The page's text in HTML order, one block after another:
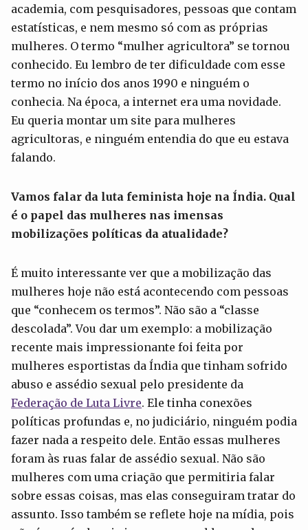
academia, com pesquisadores, pessoas que contam
estatísticas, e nem mesmo só com as próprias
mulheres. O termo “mulher agricultora” se tornou
conhecido. Eu lembro de ter dificuldade com esse
termo no início dos anos 1990 e ninguém o
conhecia. Na época, a internet era uma novidade.
Eu queria montar um site para mulheres
agricultoras, e ninguém entendia do que eu estava
falando.
Vamos falar da luta feminista hoje na Índia. Qual
é o papel das mulheres nas imensas
mobilizações políticas da atualidade?
É muito interessante ver que a mobilização das
mulheres hoje não está acontecendo com pessoas
que “conhecem os termos”. Não são a “classe
descolada”. Vou dar um exemplo: a mobilização
recente mais impressionante foi feita por
mulheres esportistas da Índia que tinham sofrido
abuso e assédio sexual pelo presidente da
Federação de Luta Livre. Ele tinha conexões
políticas profundas e, no judiciário, ninguém podia
fazer nada a respeito dele. Então essas mulheres
foram às ruas falar de assédio sexual. Não são
mulheres com uma criação que permitiria falar
sobre essas coisas, mas elas conseguiram tratar do
assunto. Isso também se reflete hoje na mídia, pois